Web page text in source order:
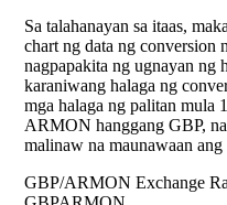
Sa talahanayan sa itaas,
chart ng data ng conversion
nagpapakita ng ugnayan ng
karaniwang halaga ng
mga halaga ng palitan mula
ARMON hanggang GBP,
malinaw na maunawaan
GBP/ARMON Exchange